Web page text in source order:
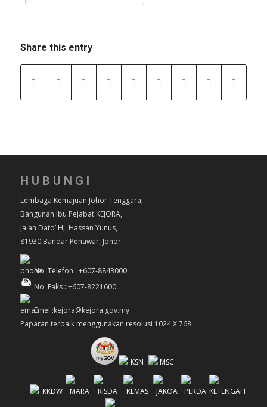
Share this entry
HUBUNGI
Lembaga Kemajuan Johor Tenggara,
Bangunan Ibu Pejabat KEJORA,
Jalan Dato’ Hj. Hassan Yunus,
81930 Bandar Penawar, Johor.
No. Telefon : +607-8843000
No. Faks : +607-8221600
Emel :kejora@kejora.gov.my
Paparan terbaik menggunakan resolusi 1024 X 768